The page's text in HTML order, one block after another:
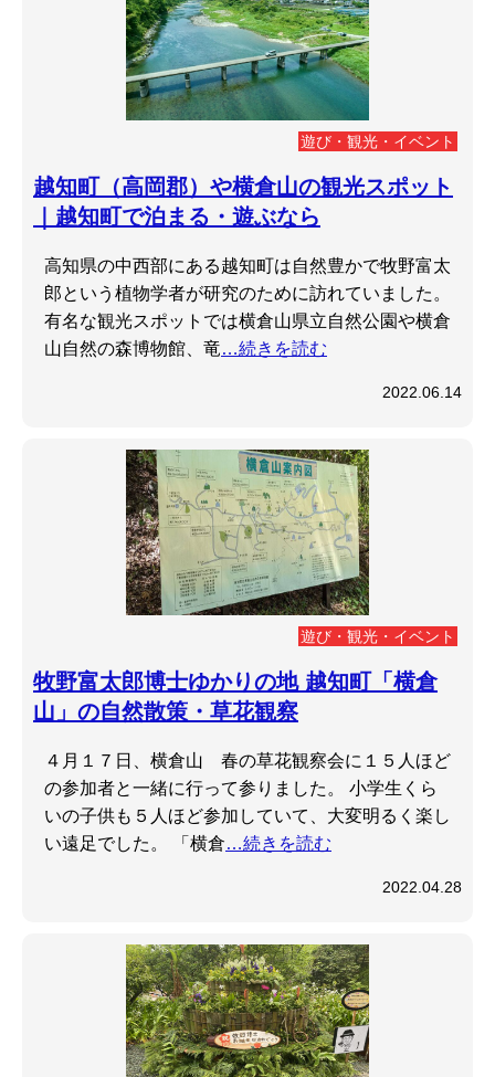
遊び・観光・イベント
越知町（高岡郡）や横倉山の観光スポット
｜越知町で泊まる・遊ぶなら
高知県の中西部にある越知町は自然豊かで牧野富太
郎という植物学者が研究のために訪れていました。
有名な観光スポットでは横倉山県立自然公園や横倉
山自然の森博物館、竜…続きを読む
2022.06.14
遊び・観光・イベント
牧野富太郎博士ゆかりの地 越知町「横倉
山」の自然散策・草花観察
４月１７日、横倉山 春の草花観察会に１５人ほど
の参加者と一緒に行って参りました。 小学生くら
いの子供も５人ほど参加していて、大変明るく楽し
い遠足でした。 「横倉…続きを読む
2022.04.28